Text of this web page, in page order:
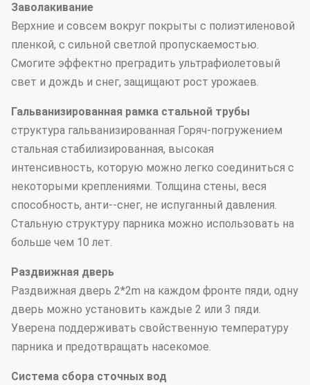
Заволакивание
Верхние и совсем вокруг покрыты с полиэтиленовой
пленкой, с сильной светлой пропускаемостью.
Смогите эффектно преградить ультрафиолетовый
свет и дождь и снег, защищают рост урожаев.
Гальванизированная рамка стальной трубы
структура гальванизированная Горяч-погружением
стальная стабилизированная, высокая
интенсивность, которую можно легко соединиться с
некоторыми креплениями. Толщина стены, веся
способность, анти--снег, не испуганный давления.
Стальную структуру парника можно использовать на
больше чем 10 лет.
Раздвижная дверь
Раздвижная дверь 2*2m на каждом фронте пяди, одну
дверь можно установить каждые 2 или 3 пяди.
Уверена поддерживать свойственную температуру
парника и предотвращать насекомое.
Система сбора сточных вод